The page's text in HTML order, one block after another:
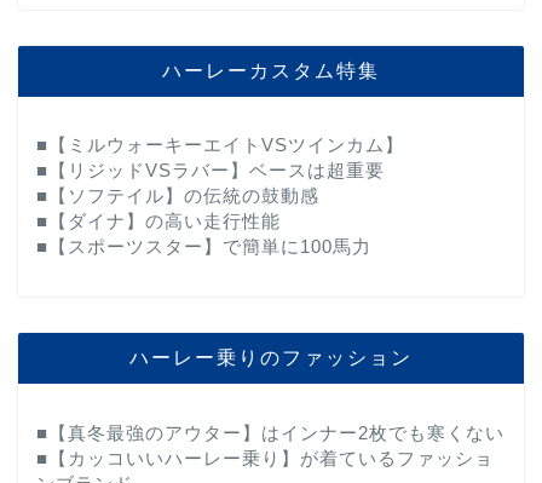
ハーレーカスタム特集
■【ミルウォーキーエイトVSツインカム】
■【リジッドVSラバー】ベースは超重要
■【ソフテイル】の伝統の鼓動感
■【ダイナ】の高い走行性能
■【スポーツスター】で簡単に100馬力
ハーレー乗りのファッション
■【真冬最強のアウター】はインナー2枚でも寒くない
■【カッコいいハーレー乗り】が着ているファッショ